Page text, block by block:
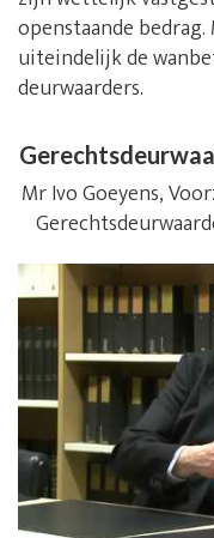
openstaande
uiteindelijk de
deurwaarders.
Mr Ivo Goeyens,